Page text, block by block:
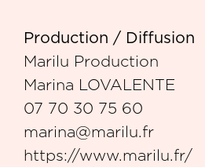
Production / Diffusion
Marilu Production
Marina LOVALENTE
07 70 30 75 60
marina@marilu.fr
https://www.marilu.fr/